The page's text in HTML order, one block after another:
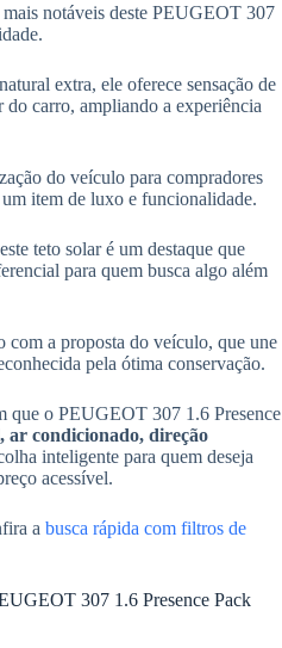
notáveis deste PEUGEOT 307
extra, ele oferece sensação de
carro, ampliando a experiência
do veículo para compradores
item de luxo e funcionalidade.
teto solar é um destaque que
para quem busca algo além
com a proposta do veículo, que une
pela ótima conservação.
que o PEUGEOT 307 1.6 Presence
ar condicionado, direção
inteligente para quem deseja
acessível.
a busca rápida com filtros de
307 1.6 Presence Pack